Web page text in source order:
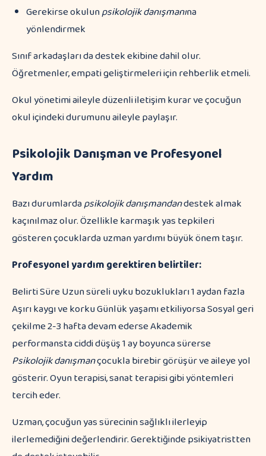
Gerekirse okulunpsikolojik danışmanına
yönlendirmek
Sınıf arkadaşları da destek ekibine dahil olur.
Öğretmenler, empati geliştirmeleri için rehberlik etmeli.
Okul yönetimi aileyle düzenli iletişim kurar ve çocuğun
okul içindeki durumunu aileyle paylaşır.
Psikolojik Danışman ve Profesyonel
Yardım
Bazı durumlardapsikolojik danışmandandestek almak
kaçınılmaz olur. Özellikle karmaşık yas tepkileri
gösteren çocuklarda uzman yardımı büyük önem taşır.
Profesyonel yardım gerektiren belirtiler:
Belirti Süre Uzun süreli uyku bozuklukları 1 aydan fazla
Aşırı kaygı ve korku Günlük yaşamı etkiliyorsa Sosyal geri
çekilme 2-3 hafta devam ederse Akademik
performansta ciddi düşüş 1 ay boyunca sürerse
Psikolojik danışmançocukla birebir görüşür ve aileye yol
gösterir. Oyun terapisi, sanat terapisi gibi yöntemleri
tercih eder.
Uzman, çocuğun yas sürecinin sağlıklı ilerleyip
ilerlemediğini değerlendirir. Gerektiğinde psikiyatristten